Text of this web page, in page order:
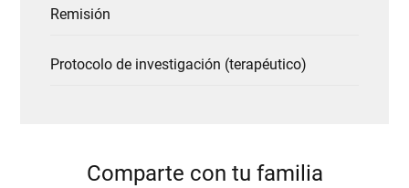
Remisión
Protocolo de investigación (terapéutico)
Comparte con tu familia